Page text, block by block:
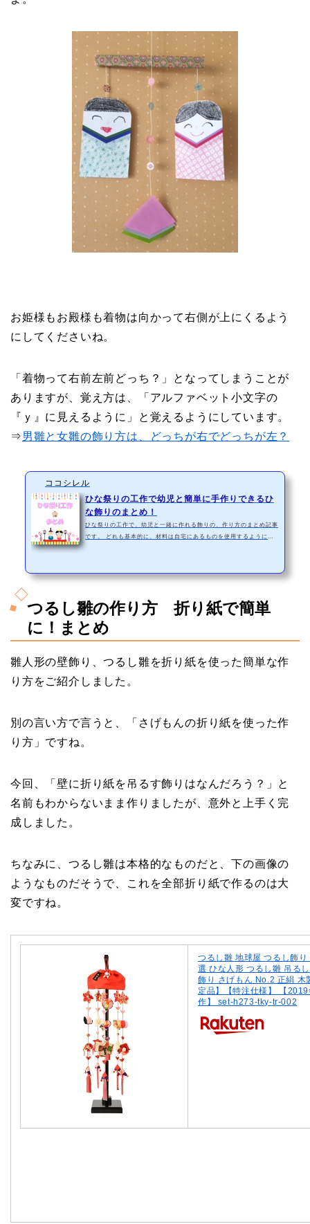
お姫様もお殿様も着物は向かって右側が上にくるよう
にしてくださいね。
「着物って右前左前どっち？」となってしまうことが
ありますが、覚え方は、「アルファベット小文字の
『ｙ』に見えるように」と覚えるようにしています。
⇒男雛と女雛の飾り方は、どっちが右でどっちが左？
ココシレル
ひな祭りの工作で幼児と簡単に手作りできるひ
な飾りのまとめ！
ひな祭りの工作で、幼児と一緒に作れる飾りの、作り方のまとめ記事
です。 どれも基本的に、材料は自宅にあるものを使用するようにし
えるようにしています。 「幼稚園や保育園で、ひな祭りの製作は何
そんな方のお役に立てるかもしれない、ひな祭りの手作り工作…
つるし雛の作り方 折り紙で簡単
に！まとめ
雛人形の壁飾り、つるし雛を折り紙を使った簡単な作
り方をご紹介しました。
別の言い方で言うと、「さげもんの折り紙を使った作
り方」ですね。
今回、「壁に折り紙を吊るす飾りはなんだろう？」と
名前もわからないまま作りましたが、意外と上手く完
成しました。
ちなみに、つるし雛は本格的なものだと、下の画像の
ようなものだそうで、これを全部折り紙で作るのは大
変ですね。
つるし雛 地球屋 つるし飾り
選 ひな人形 つるし雛 吊る
飾り さげもん No.2 正絹 木
定品】【特注仕様】 【
作】 set-h273-tky-tr-002